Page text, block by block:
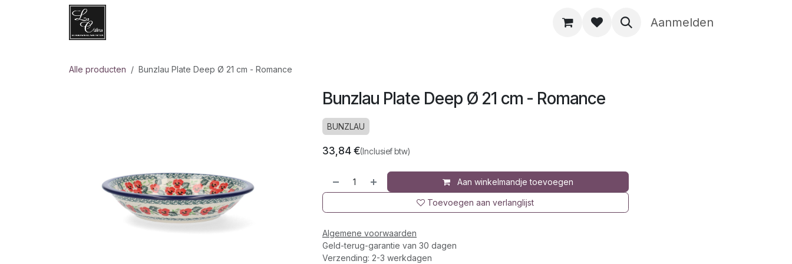
Overslaan naar inhoud
Aanmelden
Alle producten Bunzlau Plate Deep Ø 21 cm - Romance
Bunzlau Plate Deep Ø 21 cm - Romance
BUNZLAU
33,84€(Inclusief btw)
Aan winkelmandje toevoegen
Toevoegen aan verlanglijst
Algemene voorwaarden
Geld-terug-garantie van 30 dagen
Verzending: 2-3 werkdagen